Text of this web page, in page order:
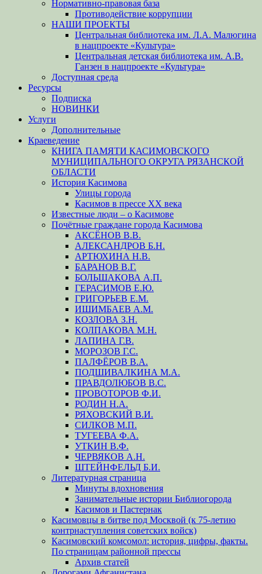
Нормативно-правовая база
Противодействие коррупции
НАШИ ПРОЕКТЫ
Центральная библиотека им. Л.А. Малюгина
в нацпроекте «Культура»
Центральная детская библиотека им. А.В.
Ганзен в нацпроекте «Культура»
Доступная среда
Ресурсы
Подписка
НОВИНКИ
Услуги
Дополнительные
Краеведение
КНИГА ПАМЯТИ КАСИМОВСКОГО
МУНИЦИПАЛЬНОГО ОКРУГА РЯЗАНСКОЙ
ОБЛАСТИ
История Касимова
Улицы города
Касимов в прессе XX века
Известные люди – о Касимове
Почётные граждане города Касимова
АКСЁНОВ В.В.
АЛЕКСАНДРОВ Б.Н.
АРТЮХИНА Н.В.
БАРАНОВ В.Г.
БОЛЬШАКОВА А.П.
ГЕРАСИМОВ Е.Ю.
ГРИГОРЬЕВ Е.М.
ИШИМБАЕВ А.М.
КОЗЛОВА З.Н.
КОЛПАКОВА М.Н.
ЛАПИНА Г.В.
МОРОЗОВ Г.С.
ПАЛФЁРОВ В.А.
ПОДШИВАЛКИНА М.А.
ПРАВДОЛЮБОВ В.С.
ПРОВОТОРОВ Ф.И.
РОДИН Н.А.
РЯХОВСКИЙ В.И.
СИЛКОВ М.П.
ТУГЕЕВА Ф.А.
УТКИН В.Ф.
ЧЕРВЯКОВ А.Н.
ШТЕЙНФЕЛЬД Б.И.
Литературная страница
Минуты вдохновения
Занимательные истории Библиогорода
Касимов и Пастернак
Касимовцы в битве под Москвой (к 75-летию
контрнаступления советских войск)
Касимовский комсомол: история, цифры, факты.
По страницам районной прессы
Архив статей